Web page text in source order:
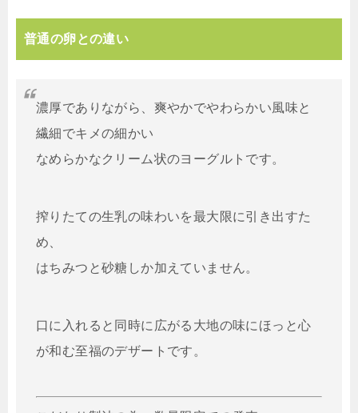
普通の卵との違い
濃厚でありながら、爽やかでやわらかい風味と
繊細でキメの細かい
なめらかなクリーム状のヨーグルトです。
搾りたての生乳の味わいを最大限に引き出すた
め、
はちみつと砂糖しか加えていません。
口に入れると同時に広がる大地の味にほっと心
が和む至福のデザートです。